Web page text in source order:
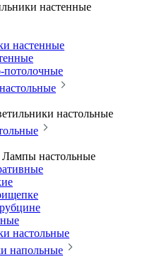
настенные
настенные
потолочные
настольные
Лампы настольные
настольные
напольные